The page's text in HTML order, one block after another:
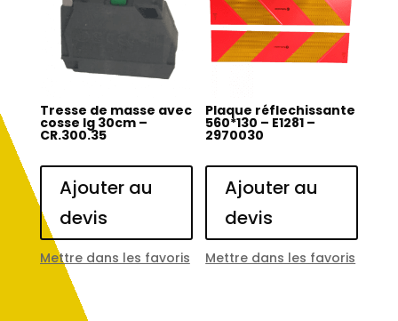
Tresse de masse avec
cosse lg 30cm –
CR.300.35
Ajouter au
devis
Mettre dans les favoris
Plaque réflechissante
560*130 – E1281 –
2970030
Ajouter au
devis
Mettre dans les favoris